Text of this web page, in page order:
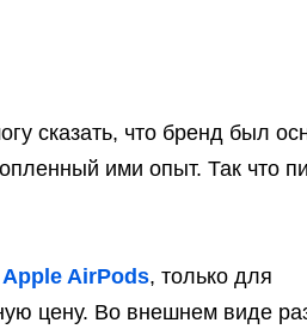
сказать, что бренд был
ими опыт. Так что
Apple AirPods, только для
цену. Во внешнем виде